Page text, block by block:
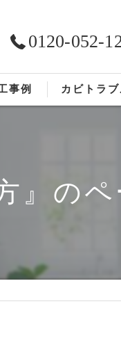
0120-052-
事例 カビトラ
』のペ